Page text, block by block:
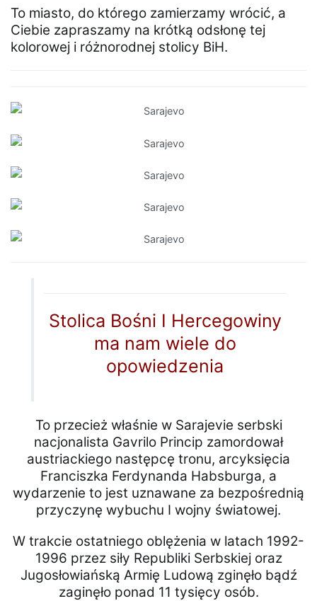
To miasto, do którego zamierzamy wrócić, a
Ciebie zapraszamy na krótką odsłonę tej
kolorowej i różnorodnej stolicy BiH.
Stolica Bośni I Hercegowiny
ma nam wiele do
opowiedzenia
To przecież właśnie w Sarajevie serbski
nacjonalista Gavrilo Princip zamordował
austriackiego następcę tronu, arcyksięcia
Franciszka Ferdynanda Habsburga, a
wydarzenie to jest uznawane za bezpośrednią
przyczynę wybuchu I wojny światowej.
W trakcie ostatniego oblężenia w latach 1992-
1996 przez siły Republiki Serbskiej oraz
Jugosłowiańską Armię Ludową zginęło bądź
zaginęło ponad 11 tysięcy osób.